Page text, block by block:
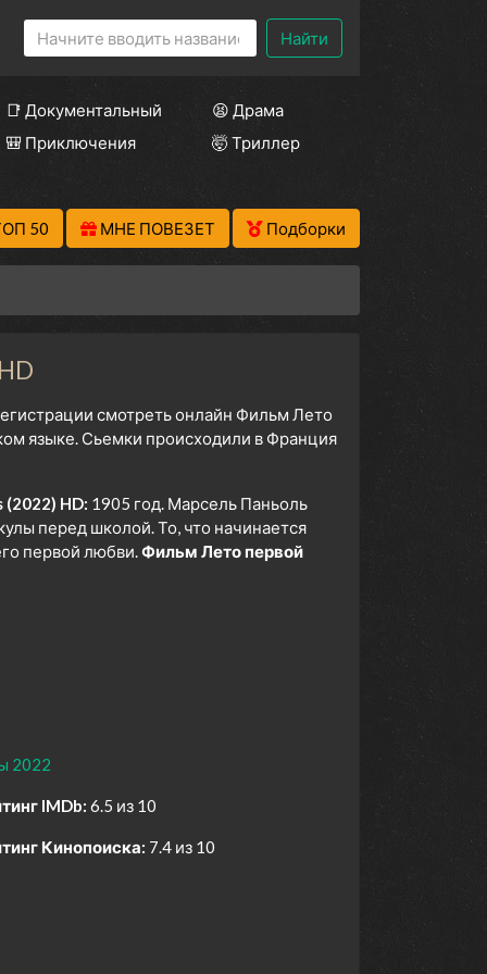
Найти
📑 Документальный
😫 Драма
🎒 Приключения
🤯 Триллер
50 МНЕ ПОВЕЗЕТ Подборки
смотреть онлайн Фильм Лето
языке. Сьемки происходили в Франция
HD: 1905 год. Марсель Паньоль
перед школой. То, что начинается
первой любви.Фильм Лето первой
2022
IMDb: 6.5 из 10
Кинопоиска: 7.4 из 10